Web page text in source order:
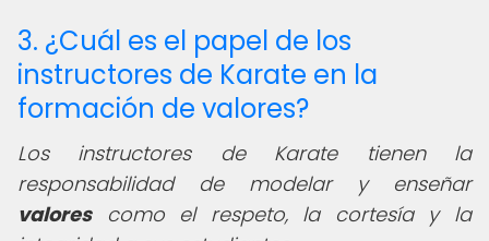
3. ¿Cuál es el papel de los
instructores de Karate en la
formación de valores?
Los instructores de Karate tienen la
responsabilidad de modelar y enseñar
valorescomo el respeto, la cortesía y la